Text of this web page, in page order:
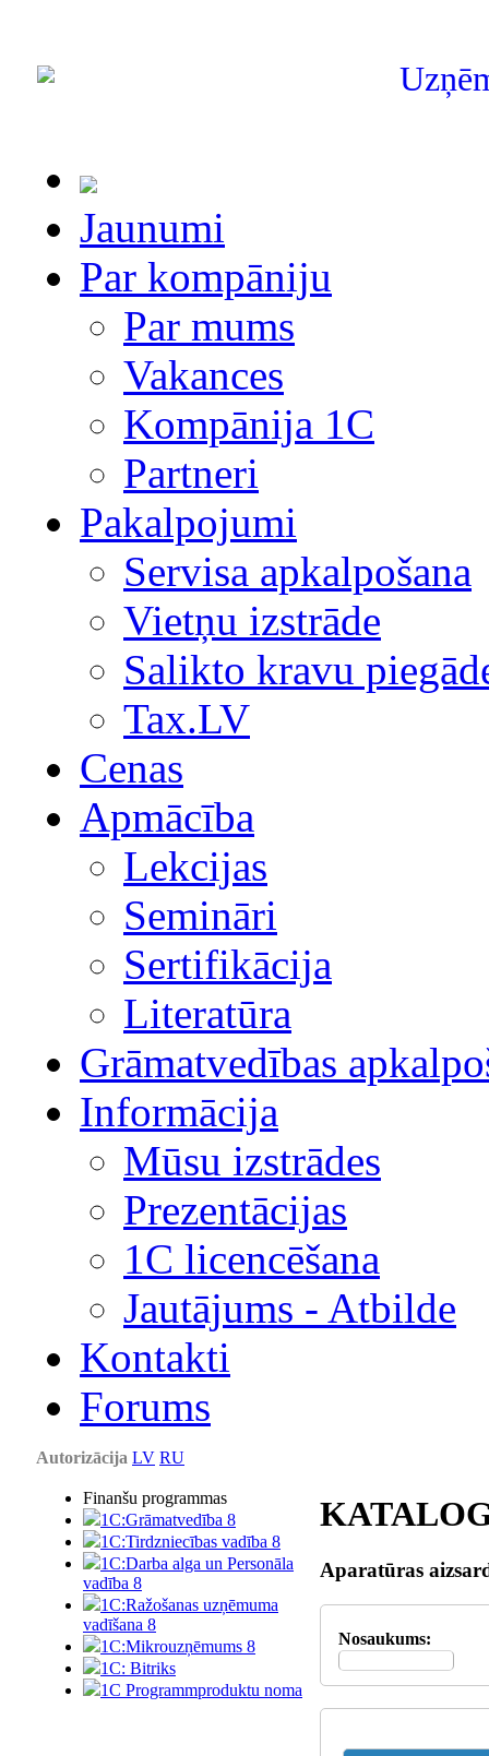
Jaunumi
Par kompāniju
Par mums
Vakances
Kompānija 1С
Partneri
Pakalpojumi
Servisa apkalpošana
Vietņu izstrāde
Salikto kravu
Tax.LV
Cenas
Apmācība
Lekcijas
Semināri
Sertifikācija
Literatūra
Grāmatvedības
Informācija
Mūsu izstrādes
Prezentācijas
1С licencēšana
Jautājums - Atbilde
Kontakti
Forums
Autorizācija LV RU
Finanšu programmas
1C:Grāmatvedība 8
1C:Tirdzniecības vadība 8
1C:Darba alga un Personāla
vadība 8
1C:Ražošanas uzņēmuma
vadīšana 8
1С:Мikrouzņēmums 8
1C: Bitriks
1C Programmproduktu noma
Aparatūras
Nosaukums: